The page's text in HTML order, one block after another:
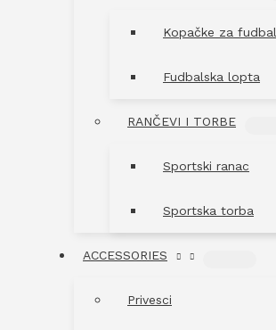
Kopačke za fudbal
Fudbalska lopta
RANČEVI I TORBE
Sportski ranac
Sportska torba
ACCESSORIES
Privesci